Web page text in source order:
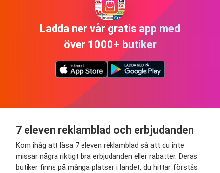
Ladda ner vår gratis app med
över 1000+ butiker
7 eleven reklamblad och erbjudanden
Kom ihåg att läsa 7 eleven reklamblad så att du inte
missar några riktigt bra erbjudanden eller rabatter. Deras
butiker finns på många platser i landet, du hittar förstås